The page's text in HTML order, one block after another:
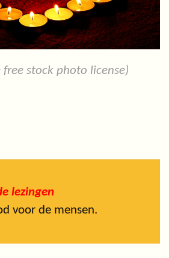
stock photo license)
lezingen
voor de mensen.